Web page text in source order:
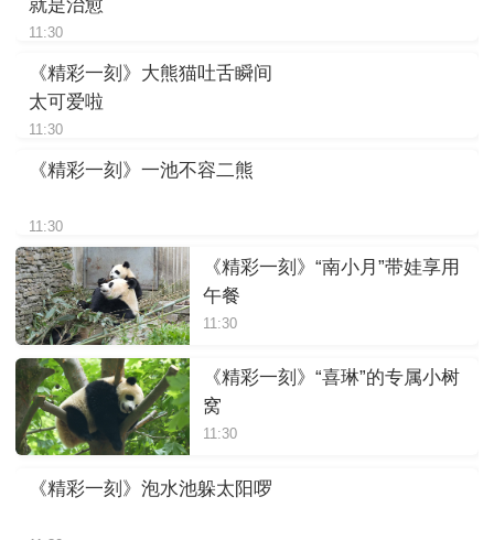
就是治愈
11:30
《精彩一刻》大熊猫吐舌瞬间
太可爱啦
11:30
《精彩一刻》一池不容二熊
11:30
《精彩一刻》“南小月”带娃享用
午餐
11:30
《精彩一刻》“喜琳”的专属小树
窝
11:30
《精彩一刻》泡水池躲太阳啰